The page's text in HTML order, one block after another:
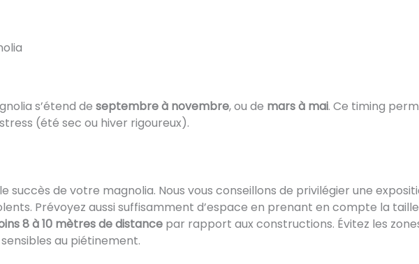
s’étend de septembre à novembre, ou de mars à mai. Ce timing
(été sec ou hiver rigoureux).
de votre magnolia. Nous vous conseillons de privilégier une
Prévoyez aussi suffisamment d’espace en prenant en compte la
8 à 10 mètres de distance par rapport aux constructions. Évitez les
au piétinement.